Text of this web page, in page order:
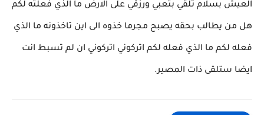
العيش بسلام تلقي بتعبي ورزقي على الارض ما الذي فعلته لكم
هل من يطالب بحقه يصبح مجرما خذوه الى اين تاخذونه ما الذي
فعله لكم ما الذي فعله لكم اتركوني اتركوني ان لم تسبط انت
ايضا ستلقى ذات المصير.